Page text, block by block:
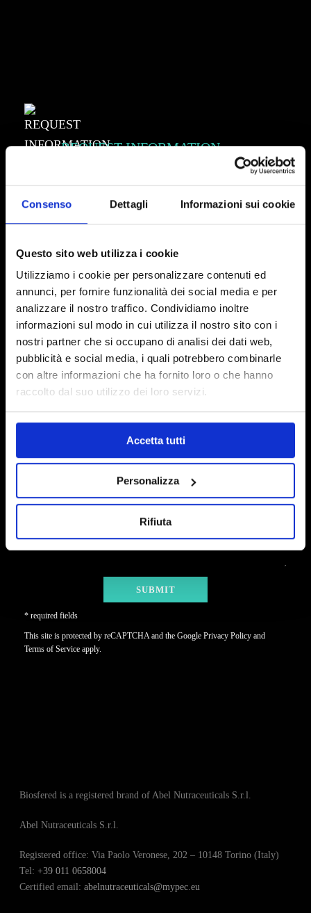
Consenso Dettagli Informazioni sui cookie
Questo sito web utilizza i cookie
Utilizziamo i cookie per personalizzare contenuti ed
annunci, per fornire funzionalità dei social media e per
analizzare il nostro traffico. Condividiamo inoltre
informazioni sul modo in cui utilizza il nostro sito con i
nostri partner che si occupano di analisi dei dati web,
pubblicità e social media, i quali potrebbero combinarle
con altre informazioni che ha fornito loro o che hanno
raccolto dal suo utilizzo dei loro servizi.
Accetta tutti
Personalizza
Rifiuta
REQUEST INFORMATION
Biosfered S.r.l.
Via Paolo Veronese, 202 10148 Torino
+39 011 065 80 04
info@biosfered.com
* required fields
This site is protected by reCAPTCHA and the Google Privacy Policy and
Terms of Service apply.
Biosfered is a registered brand of Abel Nutraceuticals S.r.l.
Abel Nutraceuticals S.r.l.
Registered office: Via Paolo Veronese, 202 – 10148 Torino (Italy)
Tel:+39 011 0658004
Certified email:abelnutraceuticals@mypec.eu